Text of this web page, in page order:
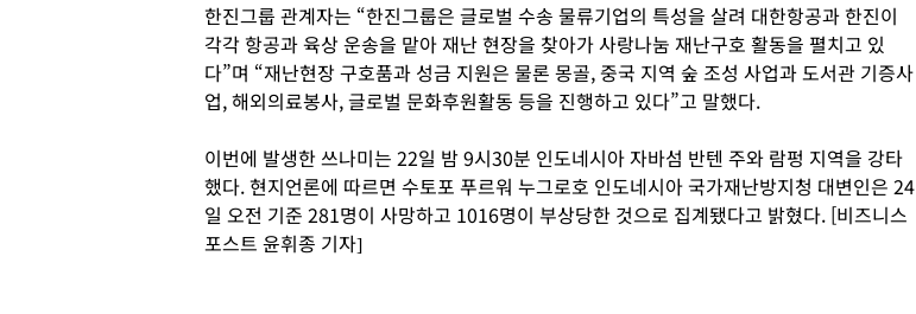
한진그룹 관계자는 “한진그룹은 글로벌 수송 물류기업의 특성을 살려 대한항공과 한진이
각각 항공과 육상 운송을 맡아 재난 현장을 찾아가 사랑나눔 재난구호 활동을 펼치고 있
다”며 “재난현장 구호품과 성금 지원은 물론 몽골, 중국 지역 숲 조성 사업과 도서관 기증사
업, 해외의료봉사, 글로벌 문화후원활동 등을 진행하고 있다”고 말했다.
이번에 발생한 쓰나미는 22일 밤 9시30분 인도네시아 자바섬 반텐 주와 람펑 지역을 강타
했다. 현지언론에 따르면 수토포 푸르워 누그로호 인도네시아 국가재난방지청 대변인은 24
일 오전 기준 281명이 사망하고 1016명이 부상당한 것으로 집계됐다고 밝혔다. [비즈니스
포스트 윤휘종 기자]